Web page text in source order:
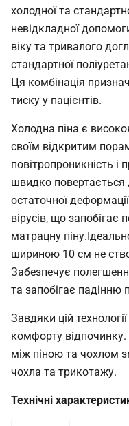
холодної та
невідкладної
віку та тривалого
стандартної
Ця комбінація
тиску у пацієнтів.
Холодна піна є
своїм відкритим
повітропроникність і
швидко
остаточної
вірусів, що
матрацну
шириною 10 см не
Забезпечує
та запобігає падінню
Завдяки цій
комфорту
між піною та чохлом
чохла та трикотажу.
Технічні